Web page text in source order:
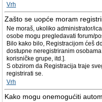
Vrh
Zašto se uopće moram
Ne moraš, ukoliko administrator/
osobe mogu pregledavati forum/
Bilo kako bilo, Registracijom ćeš
dostupne neregistriranim
korisničke grupe, itd.].
S obzirom da Registracija traje
registrirati se.
Vrh
Kako mogu onemogućiti